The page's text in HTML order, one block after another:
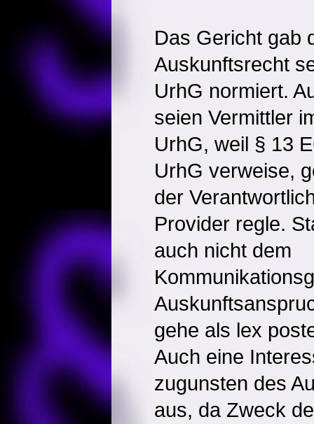
Das Gericht gab
Auskunftsrecht
UrhG normiert.
seien Vermittler
UrhG, weil § 13
UrhG verweise,
der
Provider regle.
auch nicht dem
gehe als lex
Auch eine
zugunsten des
aus, da Zweck